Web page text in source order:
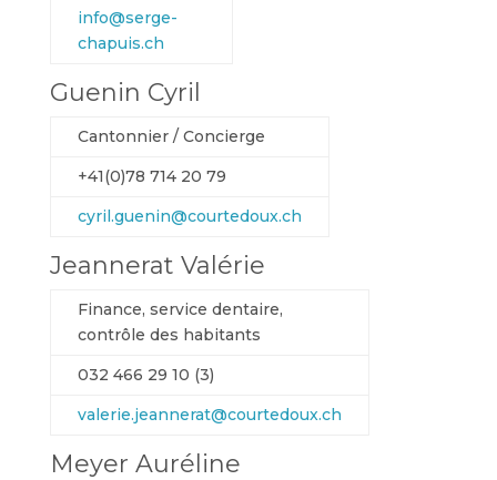
info@serge-
chapuis.ch
Guenin Cyril
Cantonnier / Concierge
+41(0)78 714 20 79
cyril.guenin@courtedoux.ch
Jeannerat Valérie
Finance, service dentaire,
contrôle des habitants
032 466 29 10 (3)
valerie.jeannerat@courtedoux.ch
Meyer Auréline